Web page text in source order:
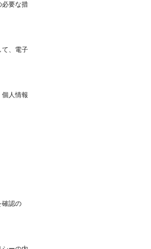
必要な措
て、電子
人情報
確認の